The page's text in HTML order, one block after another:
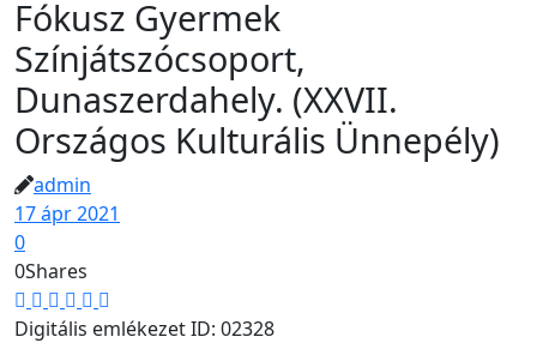
Fókusz Gyermek
Színjátszócsoport,
Dunaszerdahely. (XXVII.
Országos Kulturális Ünnepély)
admin
17 ápr 2021
0
0Shares
Digitális emlékezet ID: 02328